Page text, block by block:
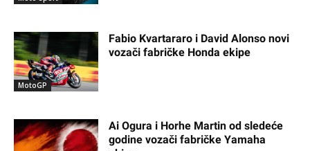
MotoGP
Fabio Kvartararo i David Alonso novi
vozači fabričke Honda ekipe
Ai Ogura i Horhe Martin od sledeće
godine vozači fabričke Yamaha